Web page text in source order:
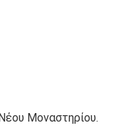
από Ιταλούς και
στο Παγκόσμιο
Μοναστηρίου.